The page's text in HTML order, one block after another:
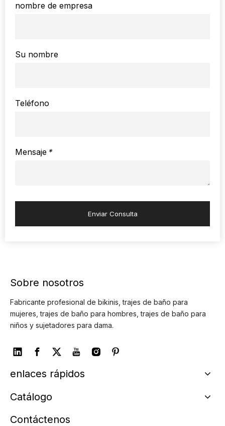
nombre de empresa
Su nombre
Teléfono
*
Mensaje
Enviar Consulta
Sobre nosotros
Fabricante profesional de bikinis, trajes de baño para
mujeres, trajes de baño para hombres, trajes de baño para
niños y sujetadores para dama.
enlaces rápidos
Catálogo
Contáctenos